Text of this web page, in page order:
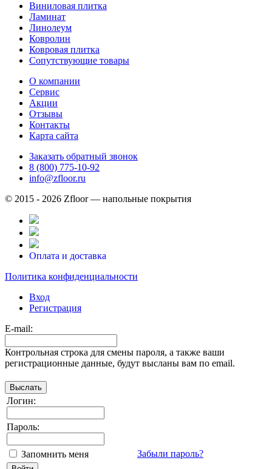
Виниловая плитка
Ламинат
Линолеум
Ковролин
Ковровая плитка
Сопутствующие товары
О компании
Сервис
Акции
Отзывы
Контакты
Карта сайта
Заказать обратный звонок
8 (800) 775-10-92
info@zfloor.ru
© 2015 - 2026 Zfloor — напольные покрытия
Оплата и доставка
Политика конфиденциальности
Вход
Регистрация
E-mail:
Контрольная строка для смены пароля, а также ваши
регистрационные данные, будут высланы вам по email.
Логин:
Пароль:
Запомнить меня Забыли пароль?